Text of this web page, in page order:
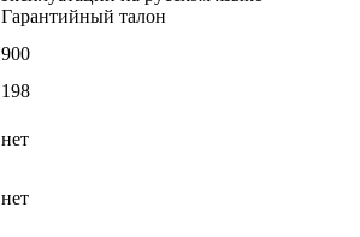
Гарантийный талон
900
198
нет
нет